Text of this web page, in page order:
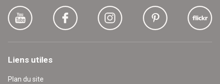
Liens utiles
Plan du site